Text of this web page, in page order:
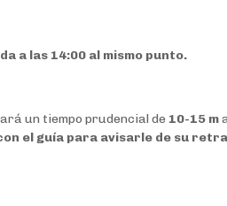
a las 14:00 al mismo punto.
un tiempo prudencial de 10-15 m
el guía para avisarle de su